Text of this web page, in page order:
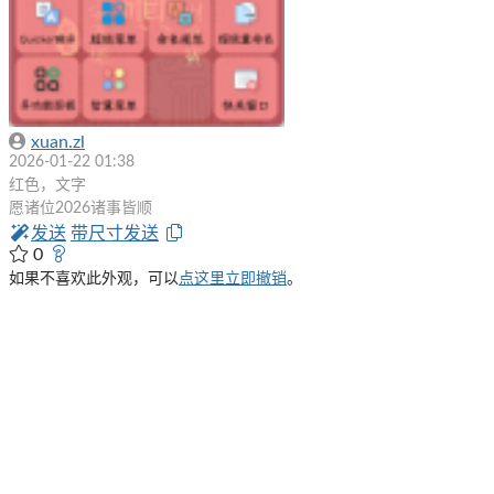
xuan.zl
2026-01-22 01:38
红色，文字
愿诸位2026诸事皆顺
发送 带尺寸发送
0
如果不喜欢此外观，可以点这里立即撤销。